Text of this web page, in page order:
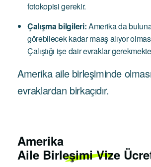
fotokopisi gerekir.
Çalışma bilgileri:Amerika da
görebilecek kadar maaş alıyor
Çalıştığı işe dair evraklar
Amerika aile birleşiminde
evraklardan birkaçıdır.
Amerika
Aile Birleşimi Vize